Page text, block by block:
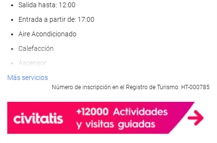
Salida hasta: 12:00
Entrada a partir de: 17:00
Aire Acondicionado
Calefacción
Ascensor
Adaptado para personas con movilidad reducida
Habitaciones No fumadores
Zona de fumadores
No admite mascotas
Más servicios
Número de inscripción en el Registro de Turismo: HT-000785